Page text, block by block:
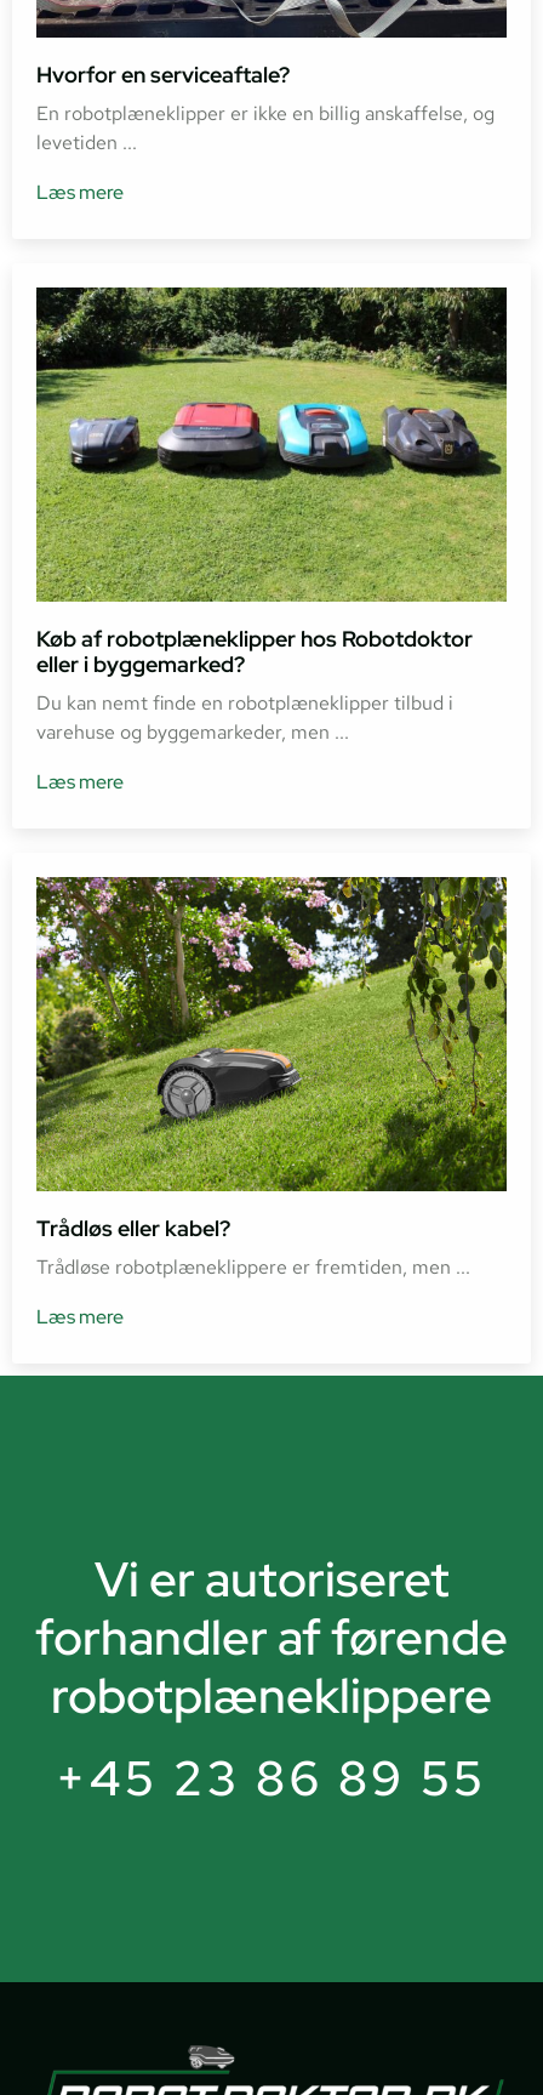
Hvorfor en serviceaftale?
En robotplæneklipper er ikke en billig anskaffelse, og
levetiden ...
Læs mere
Køb af robotplæneklipper hos Robotdoktor
eller i byggemarked?
Du kan nemt finde en robotplæneklipper tilbud i
varehuse og byggemarkeder, men ...
Læs mere
Trådløs eller kabel?
Trådløse robotplæneklippere er fremtiden, men ...
Læs mere
Vi er autoriseret
forhandler af førende
robotplæneklippere
+45 23 86 89 55